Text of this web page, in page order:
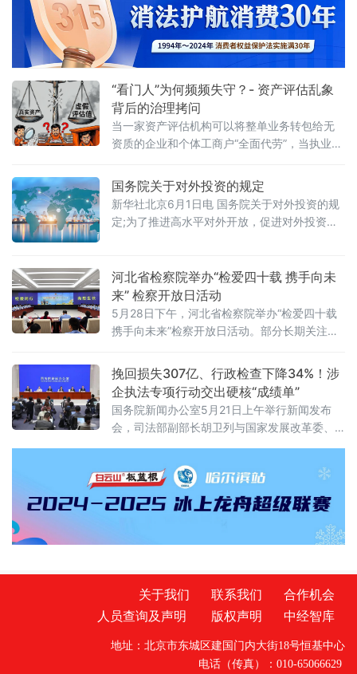
展路径”法治化营商环境建设（公益）大讲堂
2026首期活动上发表书面发言，为地方政府招
商引资高质量发展提出五条法治路径。他指
出，推动高质量发展离不开法治的支撑和保
障，地方政
“看门人”为何频频失守？- 资产评估乱象
背后的治理拷问
当一家资产评估机构可以将整单业务转包给无
资质的企业和个体工商户“全面代劳”，当执业人
重要评估参数可以随意调整、评估依据可以凭
空缺失——这张资本市场“看门人”的名片，还剩
下几分信度？上述场景并非危言耸听。近日，
财政部公布的2025年度资产评估行业联合检查
评估机构、12名
国务院关于对外投资的规定
新华社北京6月1日电 国务院关于对外投资的规
定;为了推进高水平对外开放，促进对外投资高
全、发展利益，根据《中华人民共和国对外关
系法》、《中华人民共和国对外贸易法》等法
律，制定本规定。第二条&emsp;中华人民共和
国境内（以下简称中国境内）投资者对外投
河北省检察院举办“检爱四十载 携手向未
来” 检察开放日活动
5月28日下午，河北省检察院举办“检爱四十载
携手向未来”检察开放日活动。部分长期关注未
政协委员、人民监督员以及石家庄市第二中学
师生、家长代表等50余人应邀走进省检察院，
直观了解检察工作，共同交流未成年人保护举
措。省检察院党组成员、副检察长任国强参加
开放日活动，并主持座谈交流会。据介绍，近
挽回损失307亿、行政检查下降34%！涉
企执法专项行动交出硬核“成绩单”
国务院新闻办公室5月21日上午举行新闻发布
会，司法部副部长胡卫列与国家发展改革委、
规范涉企行政执法专项行动有关情况，并答记
者问。发布会披露的一组核心数据格外亮眼
——专项行动自去年3月启动以来，截至今年3
月，全国共查纠涉企行政执法突出问题案件6.6
万多件，为企业挽回经济损失307亿元，为企业
关于我们 联系我们
合作机会
人员查询及声明
版权声明 中经智库
地址：北京市东城区建国门内大街18号恒基中心
电话（传真）：010-65066629